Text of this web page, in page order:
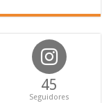
45
Seguidores